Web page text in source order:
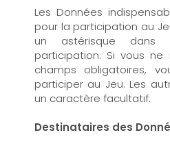
Les Données
pour la participation au
un astérisque dans
participation. Si vous ne
champs obligatoires,
participer au Jeu. Les
un caractère facultatif.
Destinataires des